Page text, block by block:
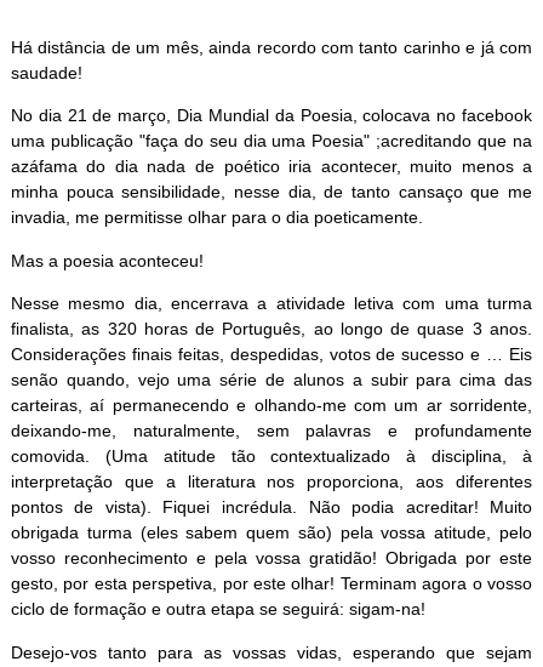
Há distância de um mês, ainda recordo com tanto carinho e já com
saudade!
No dia 21 de março, Dia Mundial da Poesia, colocava no facebook
uma publicação "faça do seu dia uma Poesia" ;acreditando que na
azáfama do dia nada de poético iria acontecer, muito menos a
minha pouca sensibilidade, nesse dia, de tanto cansaço que me
invadia, me permitisse olhar para o dia poeticamente.
Mas a poesia aconteceu!
Nesse mesmo dia, encerrava a atividade letiva com uma turma
finalista, as 320 horas de Português, ao longo de quase 3 anos.
Considerações finais feitas, despedidas, votos de sucesso e … Eis
senão quando, vejo uma série de alunos a subir para cima das
carteiras, aí permanecendo e olhando-me com um ar sorridente,
deixando-me, naturalmente, sem palavras e profundamente
comovida. (Uma atitude tão contextualizado à disciplina, à
interpretação que a literatura nos proporciona, aos diferentes
pontos de vista). Fiquei incrédula. Não podia acreditar! Muito
obrigada turma (eles sabem quem são) pela vossa atitude, pelo
vosso reconhecimento e pela vossa gratidão! Obrigada por este
gesto, por esta perspetiva, por este olhar! Terminam agora o vosso
ciclo de formação e outra etapa se seguirá: sigam-na!
Desejo-vos tanto para as vossas vidas, esperando que sejam